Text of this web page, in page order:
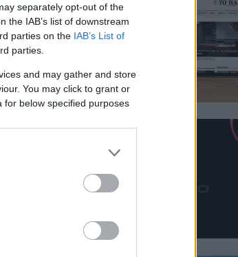
separately opt-out of the
the IAB’s list of downstream
parties on the IAB’s List of
parties.
and may gather and store
You may click to grant or
below specified purposes